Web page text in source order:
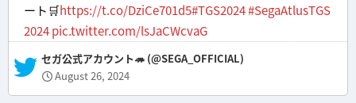
ート🛒https://t.co/DziCe701d5#TGS2024#SegaAtlusTGS
2024pic.twitter.com/lsJaCWcvaG
— セガ公式アカウント🦔 (@SEGA_OFFICIAL)
August 26, 2024